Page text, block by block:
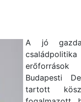
A jó
Budapesti
tartott